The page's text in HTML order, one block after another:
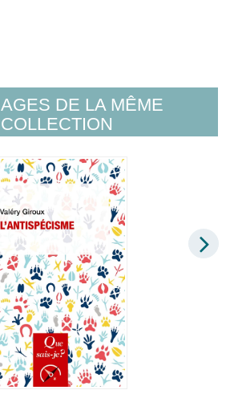
DE LA MÊME
COLLECTION